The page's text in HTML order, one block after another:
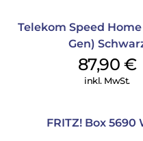
Telekom Speed
Gen)
87,90 €
inkl. MwSt.
FRITZ! Box 5690